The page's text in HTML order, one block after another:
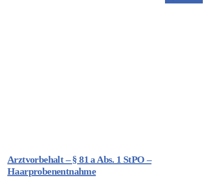
Arztvorbehalt – § 81 a Abs. 1 StPO –
Haarprobenentnahme